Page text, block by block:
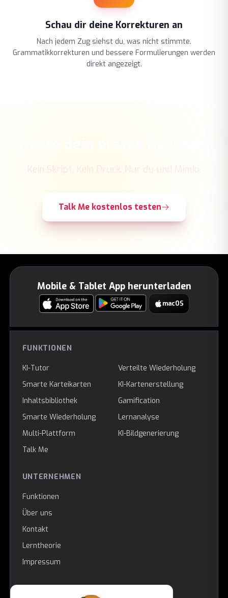
Schau dir deine Korrekturen an
Nach jedem Zug siehst du, was nicht stimmte.
Grammatikkorrekturen und bessere Formulierungen werden
direkt angezeigt.
Kein Skript. Kein Druck. Nur du und Mindo.
Talk Me kostenlos testen
Mobile & Tablet App herunterladen
macOS
FUNKTIONEN
KI-Tutor
Verteilte Wiederholung
Smarte Karteikarten
KI-Kartenerstellung
Inhaltsbibliothek
Gamification
Smarte Wiederholung
Lernanalyse
Multi-Plattform
KI-Bildgenerierung
Talk Me
UNTERNEHMEN
Funktionen
Über uns
Kontakt
Lerntheorie
Impressum